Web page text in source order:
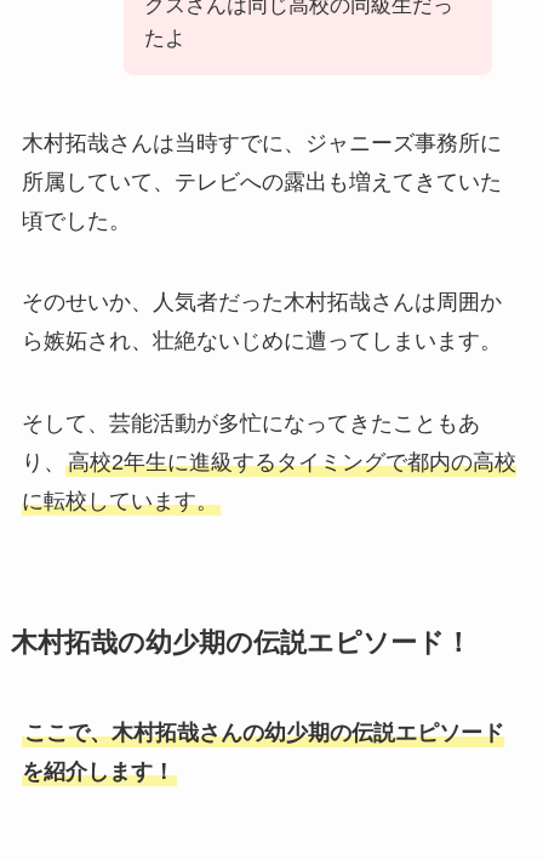
クスさんは同じ高校の同級生だっ
たよ
木村拓哉さんは当時すでに、ジャニーズ事務所に
所属していて、テレビへの露出も増えてきていた
頃でした。
そのせいか、人気者だった木村拓哉さんは周囲か
ら嫉妬され、壮絶ないじめに遭ってしまいます。
そして、芸能活動が多忙になってきたこともあ
り、 高校2年生に進級するタイミングで都内の高校
に転校しています。
木村拓哉の幼少期の伝説エピソード！
ここで、木村拓哉さんの幼少期の伝説エピソード
を紹介します！